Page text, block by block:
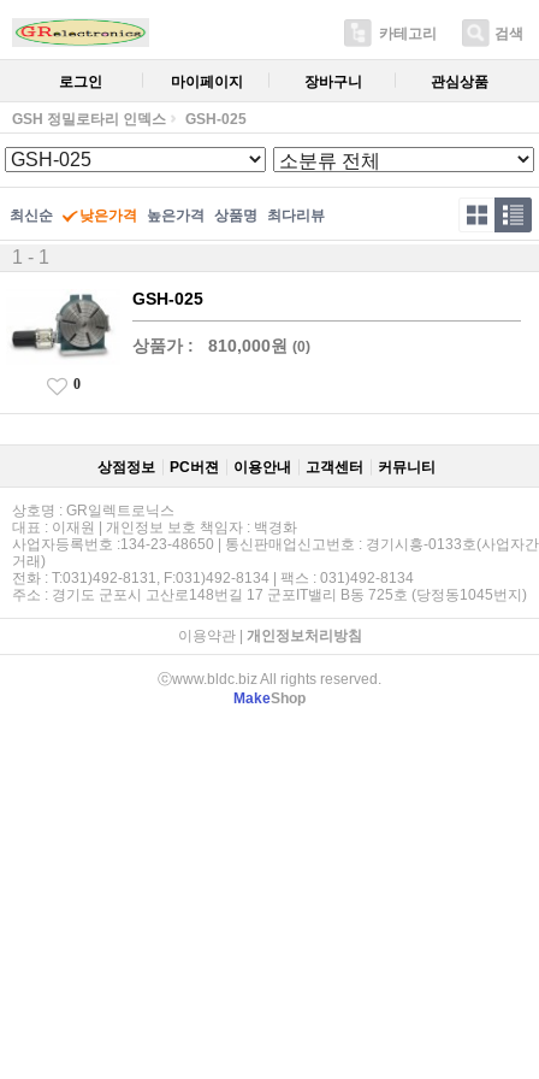
카테고리 검색
로그인 마이페이지 장바구니 관심상품
GSH 정밀로타리 인덱스 GSH-025
최신순 낮은가격 높은가격 상품명 최다리뷰
1 - 1
GSH-025
상품가 : 810,000원 (0)
0
상점정보 PC버젼 이용안내 고객센터 커뮤니티
상호명 : GR일렉트로닉스
대표 : 이재원 | 개인정보 보호 책임자 : 백경화
사업자등록번호 :134-23-48650 | 통신판매업신고번호 : 경기시흥-0133호(사업자간
거래)
전화 : T:031)492-8131, F:031)492-8134 | 팩스 : 031)492-8134
주소 : 경기도 군포시 고산로148번길 17 군포IT밸리 B동 725호 (당정동1045번지)
이용약관| 개인정보처리방침
ⓒwww.bldc.biz All rights reserved.
MakeShop